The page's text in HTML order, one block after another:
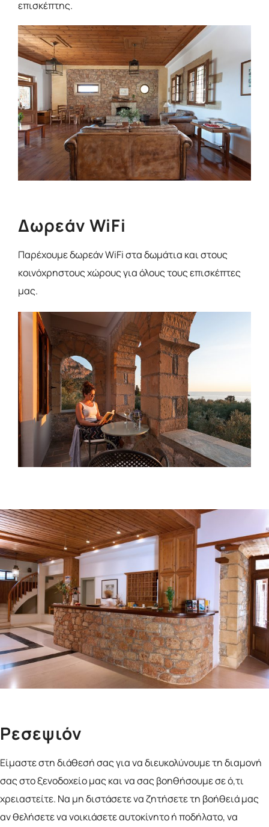
επισκέπτης.
Δωρεάν WiFi
Παρέχουμε δωρεάν WiFi στα δωμάτια και στους
κοινόχρηστους χώρους για όλους τους επισκέπτες
μας.
Ρεσεψιόν
Είμαστε στη διάθεσή σας για να διευκολύνουμε τη διαμονή
σας στο ξενοδοχείο μας και να σας βοηθήσουμε σε ό,τι
χρειαστείτε. Να μη διστάσετε να ζητήσετε τη βοήθειά μας
αν θελήσετε να νοικιάσετε αυτοκίνητο ή ποδήλατο, να